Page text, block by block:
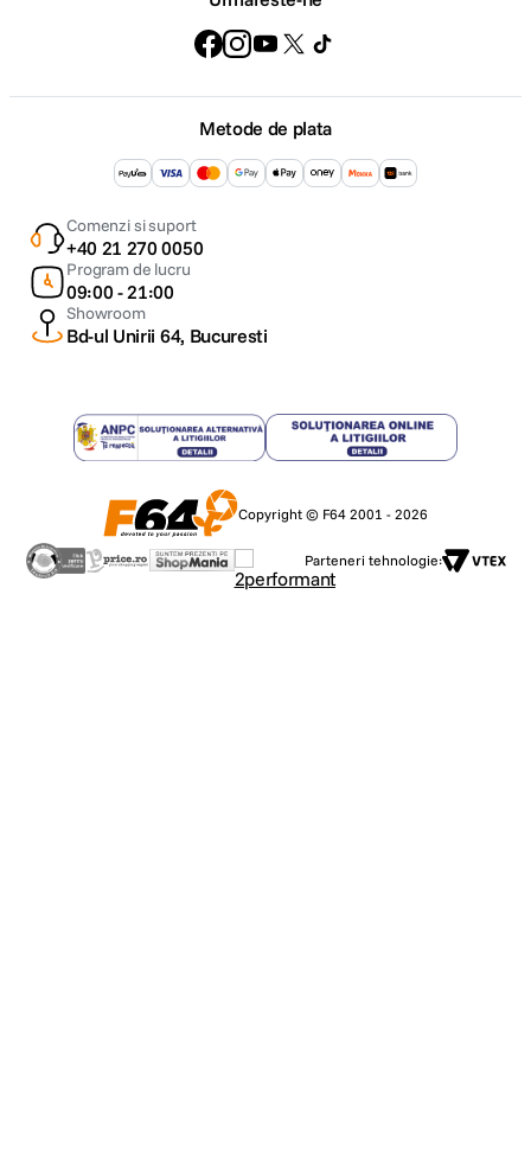
Metode de plata
Comenzi si suport
+40 21 270 0050
Program de lucru
09:00 - 21:00
Showroom
Bd-ul Unirii 64, Bucuresti
Copyright © F64 2001 - 2026
Parteneri tehnologie: